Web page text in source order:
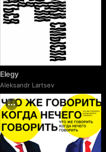
Elegy
Аleksandr Lartsev